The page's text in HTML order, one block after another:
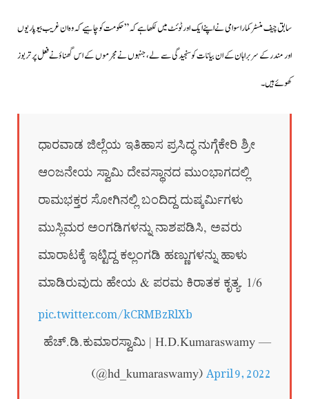
سابق چیف منسٹر کمارا سوامی نے اپنے ایک اور ٹوئٹ میں لکھا ہے کہ”حکومت کو چاہیے کہ وہ ان غریب بیوپاریوں
اور مندرکے سربراہان کے ان بیانات کو سنجیدگی سے لے،جنہوں نے مجرموں کے اس گھناؤنے فعل پر تربوز
کھوئے ہیں۔
ಧಾರವಾಡ ಜಿಲ್ಲೆಯ ಇತಿಹಾಸ ಪ್ರಸಿದ್ಧ ನುಗ್ಗೆಕೇರಿ ಶ್ರೀ
ಆಂಜನೇಯ ಸ್ವಾಮಿ ದೇವಸ್ಥಾನದ ಮುಂಭಾಗದಲ್ಲಿ
ರಾಮಭಕ್ತರ ಸೋಗಿನಲ್ಲಿ ಬಂದಿದ್ದ ದುಷ್ಕರ್ಮಿಗಳು
ಮು‌ಸ್ಲಿಮರ ಅಂಗಡಿಗಳನ್ನು ನಾಶಪಡಿಸಿ, ಅವರು
ಮಾರಾಟಕ್ಕೆ ಇಟ್ಟಿದ್ದ ಕಲ್ಲಂಗಡಿ ಹಣ್ಣುಗಳನ್ನು ಹಾಳು
ಮಾಡಿರುವುದು ಹೇಯ & ಪರಮ ಕಿರಾತಕ ಕೃತ್ಯ. 1/6
pic.twitter.com/kCRMBzRlXb
— ಹೆಚ್.ಡಿ.ಕುಮಾರಸ್ವಾಮಿ | H.D.Kumaraswamy
(@hd_kumaraswamy) April 9, 2022